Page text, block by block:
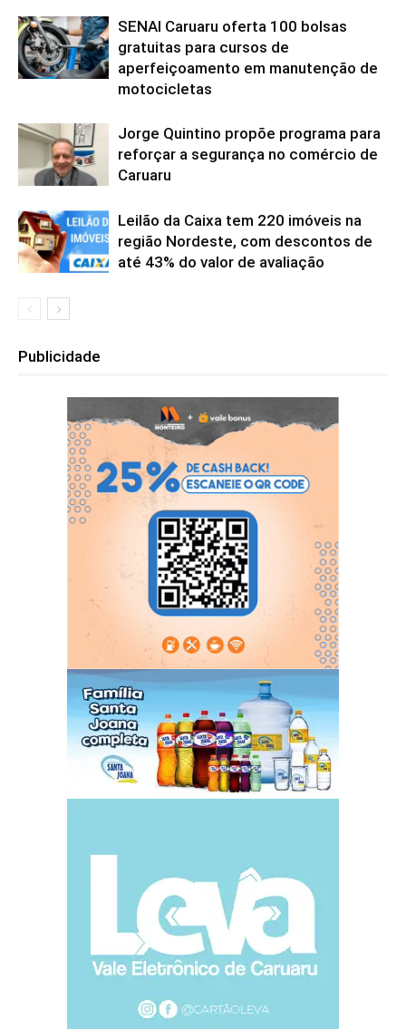
SENAI Caruaru oferta 100 bolsas
gratuitas para cursos de
aperfeiçoamento em manutenção de
motocicletas
Jorge Quintino propõe programa para
reforçar a segurança no comércio de
Caruaru
Leilão da Caixa tem 220 imóveis na
região Nordeste, com descontos de
até 43% do valor de avaliação
Publicidade